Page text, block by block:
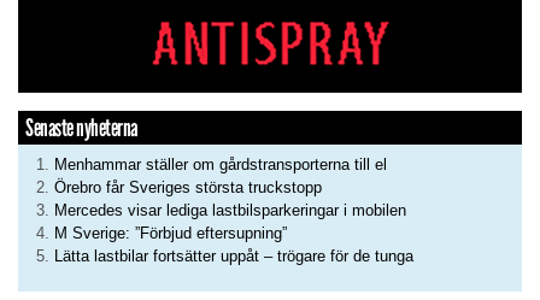
Senaste nyheterna
Menhammar ställer om gårdstransporterna till el
Örebro får Sveriges största truckstopp
Mercedes visar lediga lastbilsparkeringar i mobilen
M Sverige: ”Förbjud eftersupning”
Lätta lastbilar fortsätter uppåt – trögare för de tunga